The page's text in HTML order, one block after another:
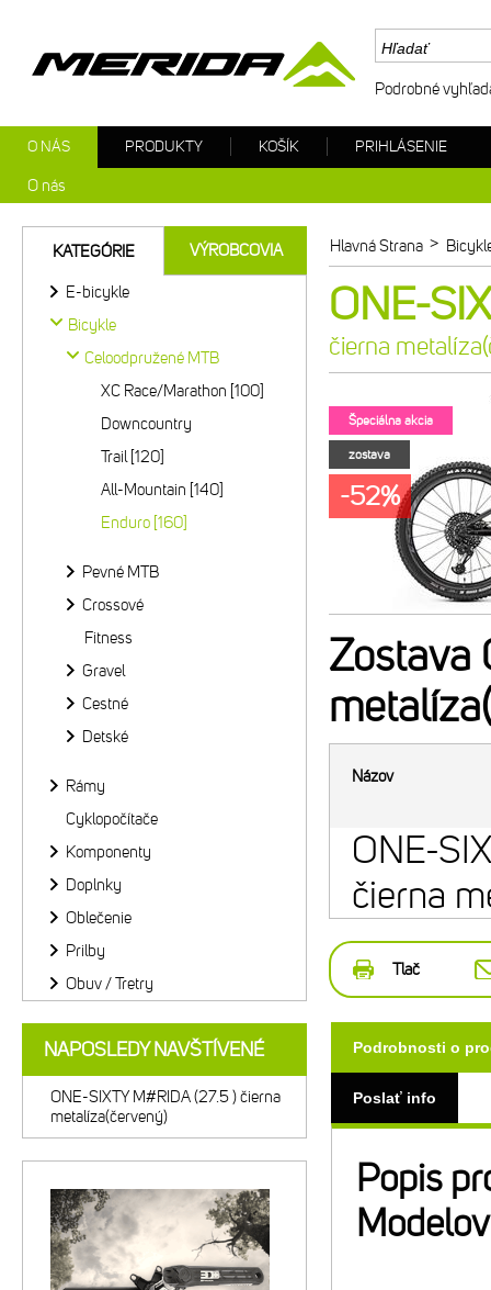
Hlavná Strana >
ONE-
čierna
Špeciálna akcia
zostava
-52%
Zostava
Názov
ONE-
čierna
Tlač
Podrobnosti o
Poslať info
Popis
KATEGÓRIE VÝROBCOVIA
E-bicykle
Bicykle
Celoodpružené MTB
XC Race/Marathon [100]
Downcountry
Trail [120]
All-Mountain [140]
Enduro [160]
Pevné MTB
Crossové
Fitness
Gravel
Cestné
Detské
Rámy
Cyklopočítače
Komponenty
Doplnky
Oblečenie
Prilby
Obuv / Tretry
NAPOSLEDY NAVŠTÍVENÉ
ONE-SIXTY M#RIDA (27.5 ) čierna
metalíza(červený)
Podrobné
O NÁS
O nás
PRODUKTY KOŠÍK PRIHLÁSENIE